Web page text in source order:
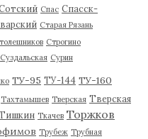
Спас Спасск-
Старая Рязань
Строгино
Суздальская Сурин
ТУ-95 ТУ-144 ТУ-160
Тахтамышев Тверская Тверская
Ткачев Торжков
Трубеж Трубная